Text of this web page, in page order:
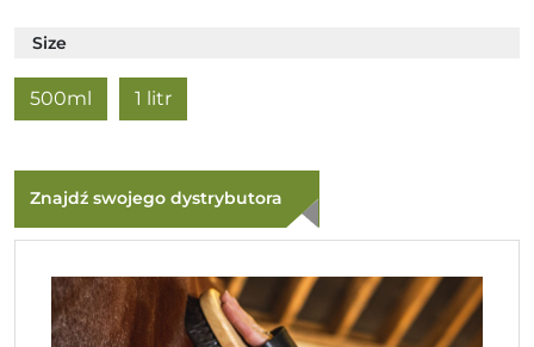
Size
500ml 1 litr
Znajdź swojego dystrybutora